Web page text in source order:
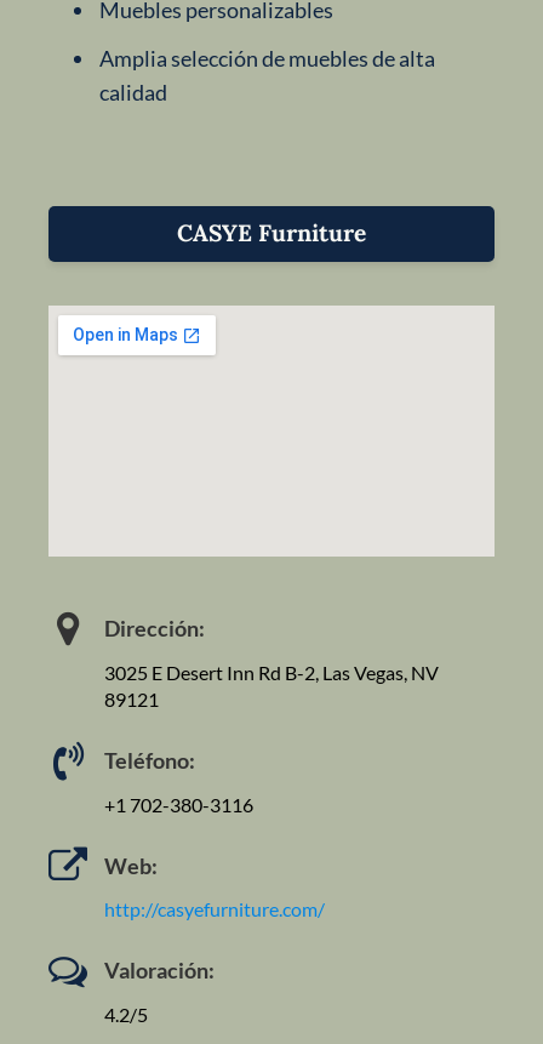
Muebles personalizables
Amplia selección de muebles de alta
calidad
CASYE Furniture
Dirección:
3025 E Desert Inn Rd B-2, Las Vegas, NV
89121
Teléfono:
+1 702-380-3116
Web:
http://casyefurniture.com/
Valoración:
4.2/5